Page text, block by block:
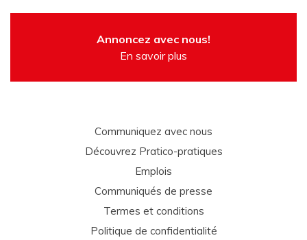
Annoncez avec nous!
En savoir plus
Communiquez avec nous
Découvrez Pratico-pratiques
Emplois
Communiqués de presse
Termes et conditions
Politique de confidentialité